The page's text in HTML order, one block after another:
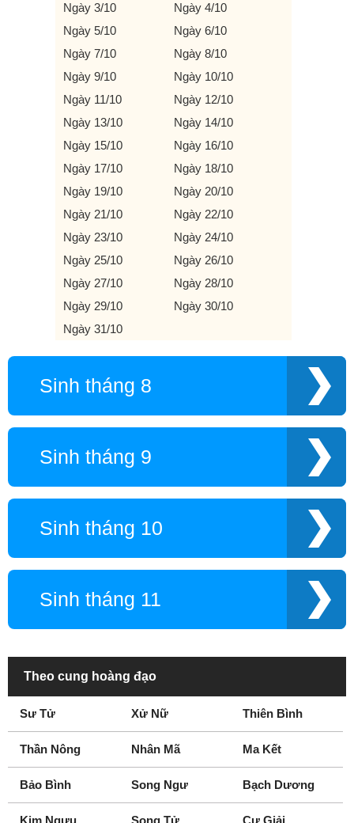
Ngày 3/10
Ngày 4/10
Ngày 5/10
Ngày 6/10
Ngày 7/10
Ngày 8/10
Ngày 9/10
Ngày 10/10
Ngày 11/10
Ngày 12/10
Ngày 13/10
Ngày 14/10
Ngày 15/10
Ngày 16/10
Ngày 17/10
Ngày 18/10
Ngày 19/10
Ngày 20/10
Ngày 21/10
Ngày 22/10
Ngày 23/10
Ngày 24/10
Ngày 25/10
Ngày 26/10
Ngày 27/10
Ngày 28/10
Ngày 29/10
Ngày 30/10
Ngày 31/10
Sinh tháng 8
Sinh tháng 9
Sinh tháng 10
Sinh tháng 11
Theo cung hoàng đạo
Sư Tử Xử Nữ Thiên Bình
Thần Nông Nhân Mã Ma Kết
Bảo Bình Song Ngư Bạch Dương
Kim Ngưu Song Tử Cự Giải